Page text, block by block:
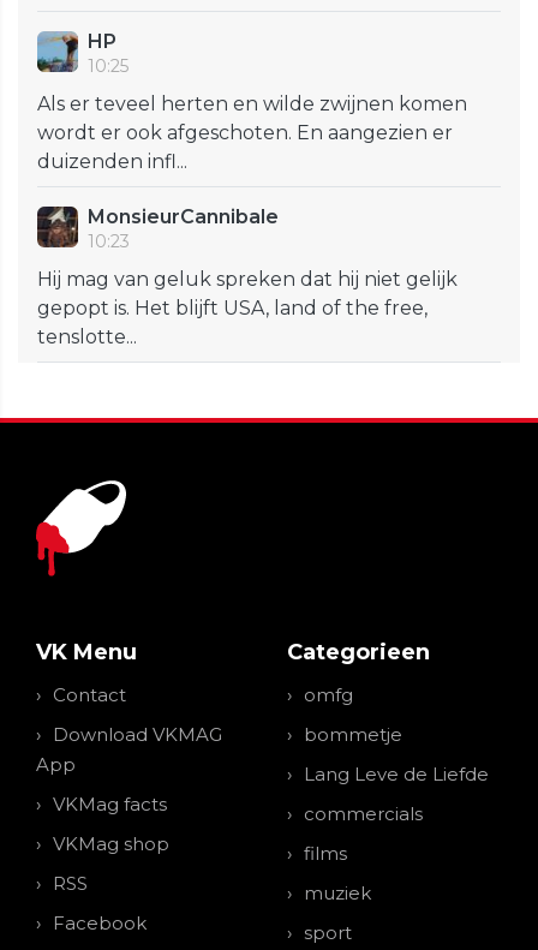
HP
10:25
Als er teveel herten en wilde zwijnen komen
wordt er ook afgeschoten. En aangezien er
duizenden infl...
MonsieurCannibale
10:23
Hij mag van geluk spreken dat hij niet gelijk
gepopt is. Het blijft USA, land of the free,
tenslotte...
VK Menu
Contact
Download VKMAG
App
VKMag facts
VKMag shop
RSS
Facebook
Categorieen
omfg
bommetje
Lang Leve de Liefde
commercials
films
muziek
sport